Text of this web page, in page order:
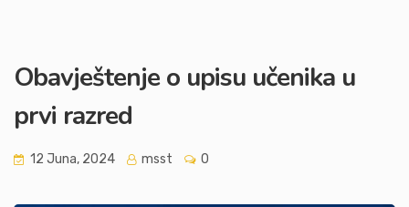
Obavještenje o upisu učenika u
prvi razred
12 Juna, 2024 msst 0